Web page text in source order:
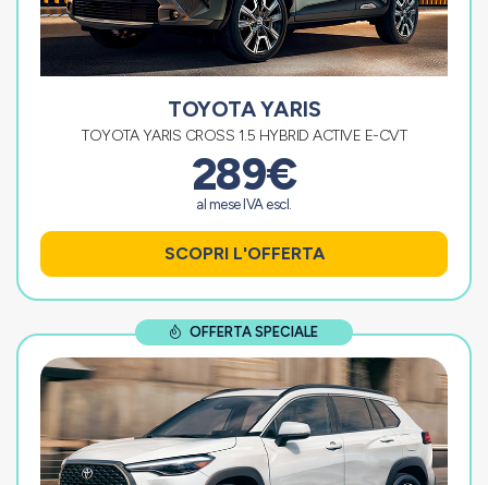
TOYOTA YARIS
TOYOTA YARIS CROSS 1.5 HYBRID ACTIVE E-CVT
289€
al mese IVA escl.
SCOPRI L'OFFERTA
OFFERTA SPECIALE